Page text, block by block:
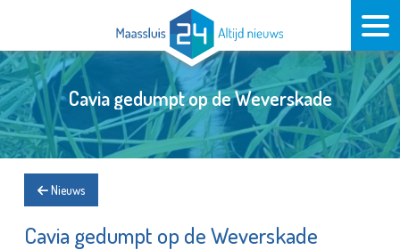
Cavia gedumpt op de Weverskade
Nieuws
Cavia gedumpt op de Weverskade